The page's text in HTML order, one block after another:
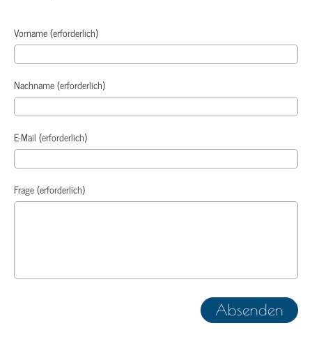
Vorname (erforderlich)
Nachname (erforderlich)
E-Mail (erforderlich)
Frage (erforderlich)